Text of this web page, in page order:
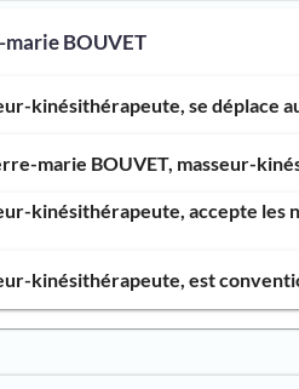
BOUVET
kinésithérapeute, se déplace
marie BOUVET, masseur-
kinésithérapeute, accepte les
kinésithérapeute, est